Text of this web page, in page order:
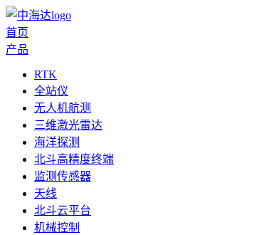
首页
产品
RTK
全站仪
无人机航测
三维激光雷达
海洋探测
北斗高精度终端
监测传感器
天线
北斗云平台
机械控制